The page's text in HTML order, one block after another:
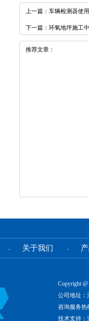
上一篇： 车辆检测器使
下一篇： 环氧地坪施工
推荐文章：
- 关于我们 -
Copyright
公司地址：
咨询服务热
技术支持：